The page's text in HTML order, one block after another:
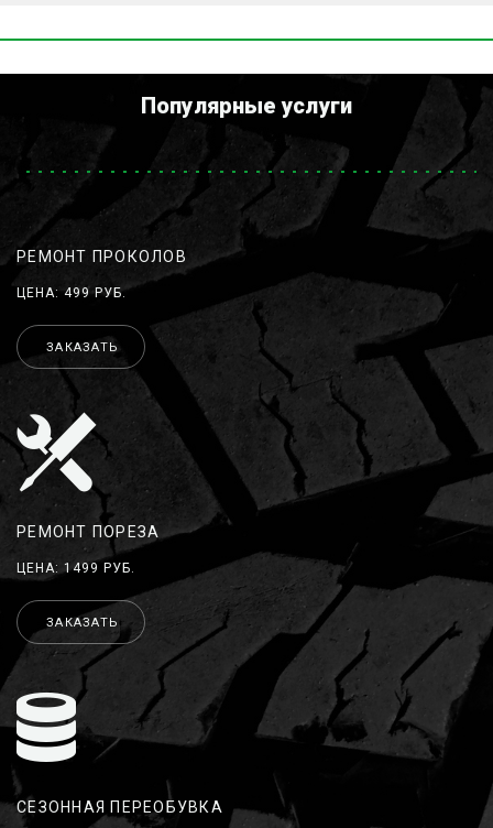
Популярные услуги
РЕМОНТ ПРОКОЛОВ
ЦЕНА: 499 РУБ.
ЗАКАЗАТЬ
РЕМОНТ ПОРЕЗА
ЦЕНА: 1499 РУБ.
ЗАКАЗАТЬ
СЕЗОННАЯ ПЕРЕОБУВКА